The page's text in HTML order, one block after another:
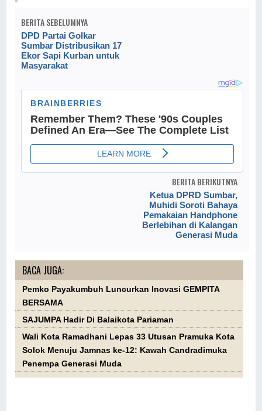
BERITA SEBELUMNYA
DPD Partai Golkar
Sumbar Distribusikan 17
Ekor Sapi Kurban untuk
Masyarakat
BERITA BERIKUTNYA
Ketua DPRD Sumbar,
Muhidi Soroti Bahaya
Pemakaian Handphone
Berlebihan di Kalangan
Generasi Muda
BACA JUGA:
Pemko Payakumbuh Luncurkan Inovasi GEMPITA
BERSAMA
SAJUMPA Hadir Di Balaikota Pariaman
Wali Kota Ramadhani Lepas 33 Utusan Pramuka Kota
Solok Menuju Jamnas ke-12: Kawah Candradimuka
Penempa Generasi Muda